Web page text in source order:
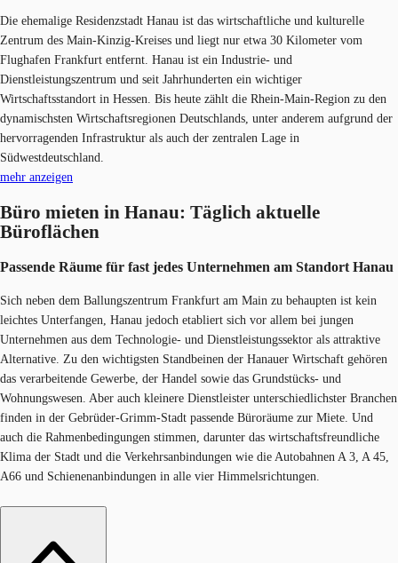
Die ehemalige Residenzstadt Hanau ist das wirtschaftliche und kulturelle
Zentrum des Main-Kinzig-Kreises und liegt nur etwa 30 Kilometer vom
Flughafen Frankfurt entfernt. Hanau ist ein Industrie- und
Dienstleistungszentrum und seit Jahrhunderten ein wichtiger
Wirtschaftsstandort in Hessen. Bis heute zählt die Rhein-Main-Region zu den
dynamischsten Wirtschaftsregionen Deutschlands, unter anderem aufgrund der
hervorragenden Infrastruktur als auch der zentralen Lage in
Südwestdeutschland.
mehr anzeigen
Büro mieten in Hanau: Täglich aktuelle
Büroflächen
Passende Räume für fast jedes Unternehmen am Standor​t Hanau
Sich neben dem Ballungszentrum Frankfurt am Main zu behaupten ist kein
leichtes Unterfangen, Hanau jedoch etabliert sich vor allem bei jungen
Unternehmen aus dem Technologie- und Dienstleistungssektor als attraktive
Alternative. Zu den wichtigsten Standbeinen der Hanauer Wirtschaft gehören
das verarbeitende Gewerbe, der Handel sowie das Grundstücks- und
Wohnungswesen. Aber auch kleinere Dienstleister unterschiedlichster Branchen
finden in der Gebrüder-Grimm-Stadt passende Büroräume zur Miete. Und
auch die Rahmenbedingungen stimmen, darunter das wirtschaftsfreundliche
Klima der Stadt und die Verkehrsanbindungen wie die Autobahnen A 3, A 45,
A66 und Schienenanbindungen in alle vier Himmelsrichtungen.​